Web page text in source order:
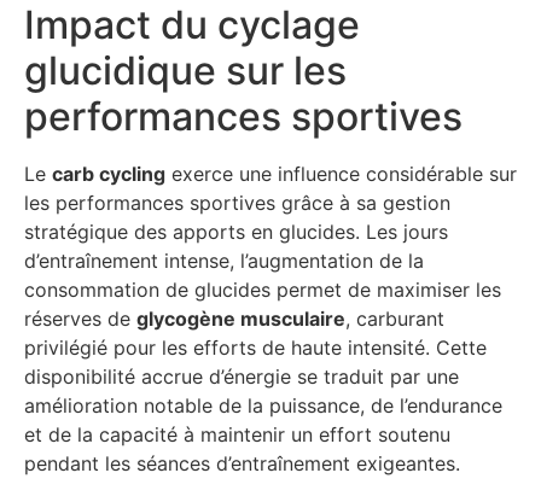
Impact du cyclage
glucidique sur les
performances sportives
Le carb cycling exerce une influence considérable sur
les performances sportives grâce à sa gestion
stratégique des apports en glucides. Les jours
d’entraînement intense, l’augmentation de la
consommation de glucides permet de maximiser les
réserves de glycogène musculaire, carburant
privilégié pour les efforts de haute intensité. Cette
disponibilité accrue d’énergie se traduit par une
amélioration notable de la puissance, de l’endurance
et de la capacité à maintenir un effort soutenu
pendant les séances d’entraînement exigeantes.